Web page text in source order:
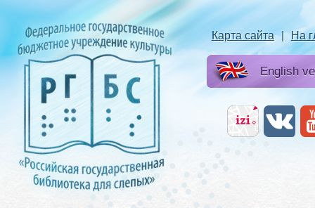
Карта сайта | На
English